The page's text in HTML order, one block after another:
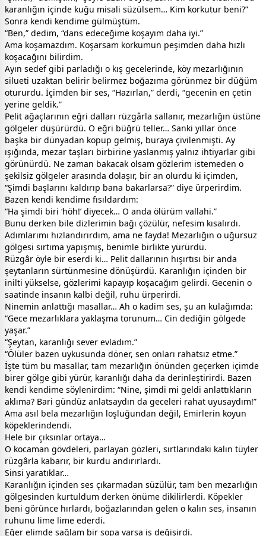
karanlığın içinde kuğu misali süzülsem… Kim korkutur beni?”
Sonra kendi kendime gülmüştüm.
“Ben,” dedim, “dans edeceğime koşayım daha iyi.”
Ama koşamazdım. Koşarsam korkumun peşimden daha hızlı
koşacağını bilirdim.
Ayın sedef gibi parladığı o kış gecelerinde, köy mezarlığının
silueti uzaktan belirir belirmez boğazıma görünmez bir düğüm
otururdu. İçimden bir ses, “Hazırlan,” derdi, “gecenin en çetin
yerine geldik.”
Pelit ağaçlarının eğri dalları rüzgârla sallanır, mezarlığın üstüne
gölgeler düşürürdü. O eğri büğrü teller… Sanki yıllar önce
başka bir dünyadan kopup gelmiş, buraya çivilenmişti. Ay
ışığında, mezar taşları birbirine yaslanmış yalnız ihtiyarlar gibi
görünürdü. Ne zaman bakacak olsam gözlerim istemeden o
şekilsiz gölgeler arasında dolaşır, bir an olurdu ki içimden,
“Şimdi başlarını kaldırıp bana bakarlarsa?” diye ürperirdim.
Bazen kendi kendime fısıldardım:
“Ha şimdi biri ‘höh!’ diyecek… O anda ölürüm vallahi.”
Bunu derken bile dizlerimin bağı çözülür, nefesim kısalırdı.
Adımlarımı hızlandırırdım, ama ne fayda! Mezarlığın o uğursuz
gölgesi sırtıma yapışmış, benimle birlikte yürürdü.
Rüzgâr öyle bir eserdi ki… Pelit dallarının hışırtısı bir anda
şeytanların sürtünmesine dönüşürdü. Karanlığın içinden bir
inilti yükselse, gözlerimi kapayıp koşacağım gelirdi. Gecenin o
saatinde insanın kalbi değil, ruhu ürperirdi.
Ninemin anlattığı masallar… Ah o kadim ses, şu an kulağımda:
“Gece mezarlıklara yaklaşma torunum… Cin dediğin gölgede
yaşar.”
“Şeytan, karanlığı sever evladım.”
“Ölüler bazen uykusunda döner, sen onları rahatsız etme.”
İşte tüm bu masallar, tam mezarlığın önünden geçerken içimde
birer gölge gibi yürür, karanlığı daha da derinleştirirdi. Bazen
kendi kendime söylenirdim: “Nine, şimdi mi geldi anlattıkların
aklıma? Bari gündüz anlatsaydın da geceleri rahat uyusaydım!”
Ama asıl bela mezarlığın loşluğundan değil, Emirlerin koyun
köpeklerindendi.
Hele bir çıksınlar ortaya…
O kocaman gövdeleri, parlayan gözleri, sırtlarındaki kalın tüyler
rüzgârla kabarır, bir kurdu andırırlardı.
Sinsi yaratıklar…
Karanlığın içinden ses çıkarmadan süzülür, tam ben mezarlığın
gölgesinden kurtuldum derken önüme dikilirlerdi. Köpekler
beni görünce hırlardı, boğazlarından gelen o kalın ses, insanın
ruhunu lime lime ederdi.
Eğer elimde sağlam bir sopa varsa iş değişirdi.